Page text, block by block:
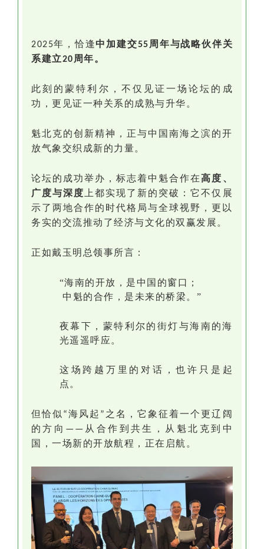
2025年，恰逢中加建交55 周年与战略伙伴关
系建立20 周年。
此刻的蒙特利尔，不仅见证一场论坛的成
功，更见证一种关系的成熟与升华。
魁北克的创新精神，正与中国南海之滨的开
放气象交织成新的力量。
论坛的成功举办，标志着中魁合作在高度、
广度与深度 上都实现了新的突破：它不仅展
示了两地合作的时代格局与全球视野，更以
务实的交流推动了经济与文化的双赢发展。
正如戴玉明总领事所言：
“海南的开放，是中国的窗口；
中魁的合作，是未来的桥梁。 ”
夜幕下，蒙特利尔的街灯与海南的海
光遥遥呼应。
这场跨越万里的对话，也许只是起
点。
但恰似 “海风起 ” 之名，它象征着一个更辽阔
的方向 —— 从合作到共生，从魁北克到中
国，一场新的开放航程，正在启航。